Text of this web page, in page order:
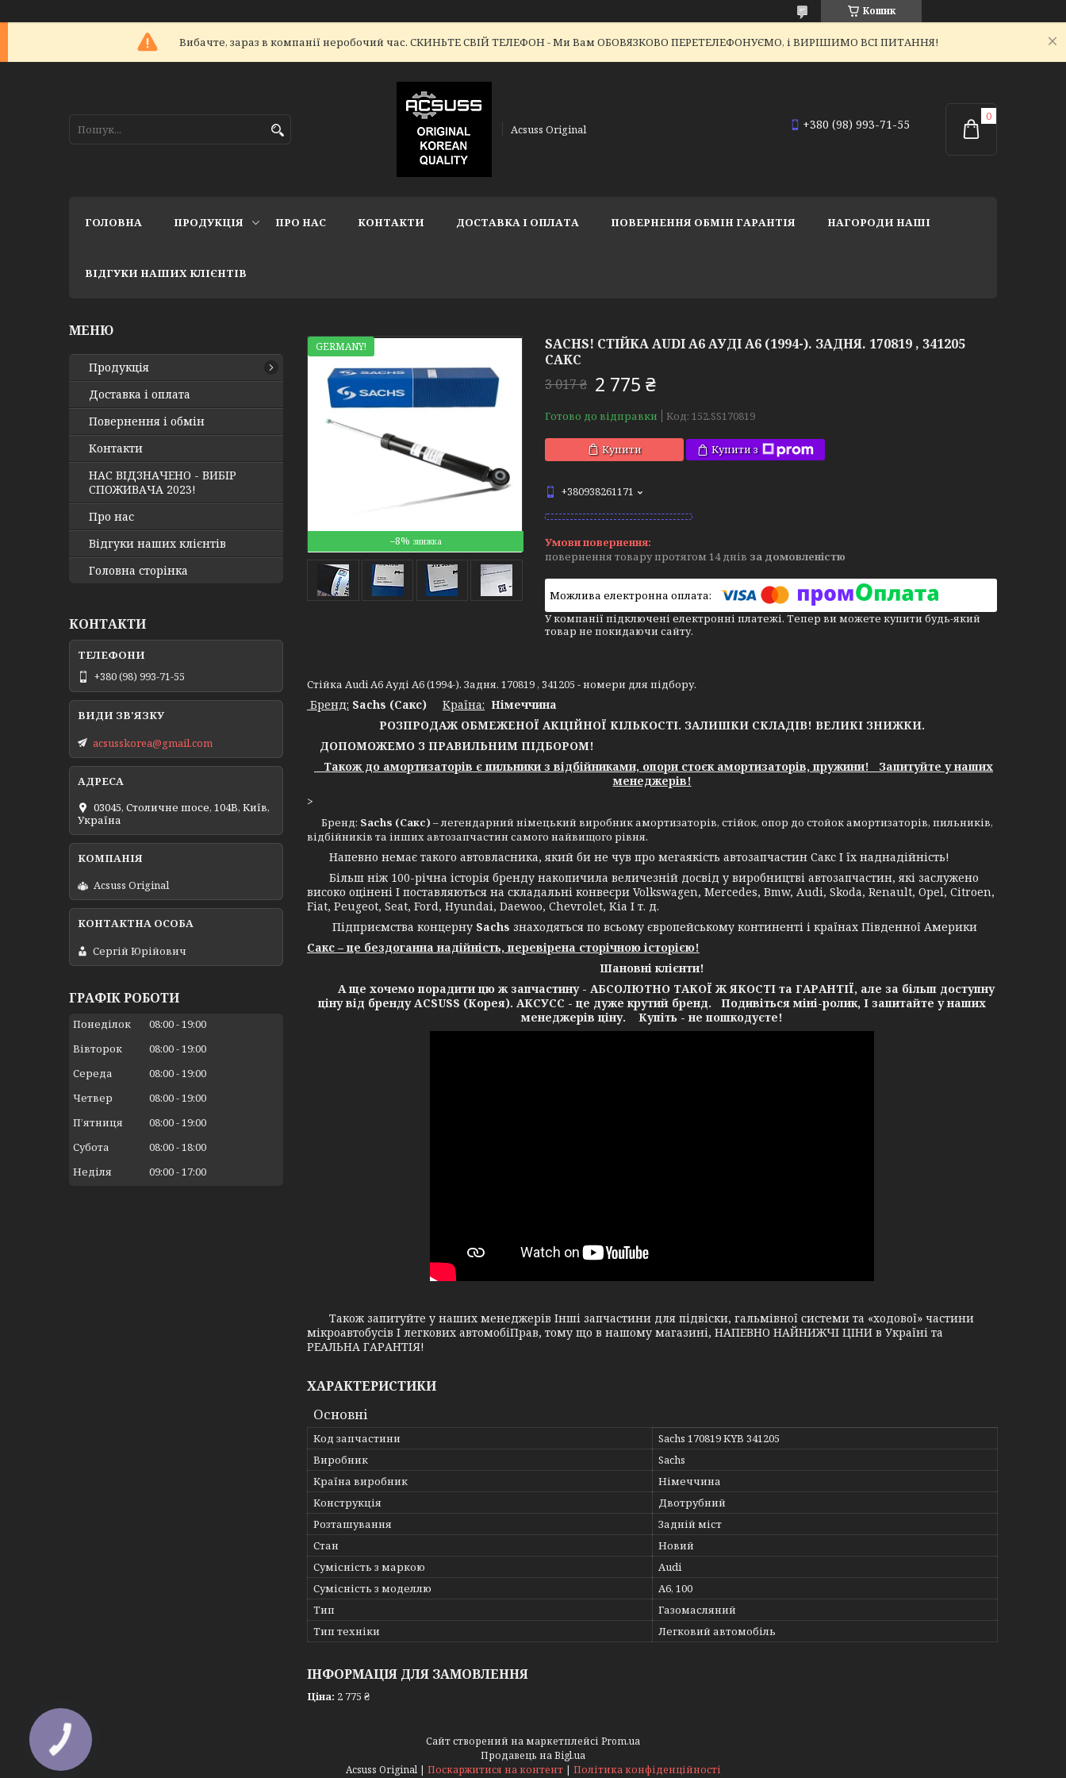
Кошик
Вибачте, зараз в компанії неробочий час. СКИНЬТЕ СВІЙ ТЕЛЕФОН - Ми Вам ОБОВЯЗКОВО ПЕРЕТЕЛЕФОНУЄМО, і ВИРІШИМО ВСІ ПИТАННЯ!
Acsuss Original +380 (98) 993-71-55
ГОЛОВНА ПРОДУКЦІЯ ПРО НАС КОНТАКТИ ДОСТАВКА І ОПЛАТА ПОВЕРНЕННЯ ОБМІН ГАРАНТІЯ НАГОРОДИ НАШІ
ВІДГУКИ НАШИХ КЛІЄНТІВ
–8%
GERMANY!
SACHS! СТІЙКА AUDI A6 АУДІ A6 (1994-). ЗАДНЯ. 170819 , 341205
САКС
3 017 ₴ 2 775 ₴
Готово до відправки Код: 152.SS170819
Купити Купити з
+380938261171
повернення товару протягом 14 днів за домовленістю
У компанії підключені електронні платежі. Тепер ви можете купити будь-який
товар не покидаючи сайту.
Стійка Audi A6 Ауді A6 (1994-). Задня. 170819 , 341205 - номери для підбору.
Бренд: Sachs (Сакс) Країна: Німеччина
РОЗПРОДАЖ ОБМЕЖЕНОЇ АКЦІЙНОЇ КІЛЬКОСТІ. ЗАЛИШКИ СКЛАДІВ! ВЕЛИКІ ЗНИЖКИ.
ДОПОМОЖЕМО З ПРАВИЛЬНИМ ПІДБОРОМ!
Також до амортизаторів є пильники з відбійниками, опори стоєк амортизаторів, пружини! Запитуйте у наших
менеджерів!
>
Бренд: Sachs (Сакс) – легендарний німецький виробник амортизаторів, стійок, опор до стойок амортизаторів, пильників,
відбійників та інших автозапчастин самого найвищого рівня.
Напевно немає такого автовласника, який би не чув про мегаякість автозапчастин Сакс І їх наднадійність!
Більш ніж 100-річна історія бренду накопичила величезній досвід у виробництві автозапчастин, які заслужено
високо оцінені І поставляються на складальні конвеєри Volkswagen, Mercedes, Bmw, Audi, Skoda, Renault, Opel, Citroen,
Fiat, Peugeot, Seat, Ford, Hyundai, Daewoo, Chevrolet, Kia І т. д.
Підприємства концерну Sachs знаходяться по всьому європейському континенті і країнах Південної Америки
Сакс – це бездоганна надійність, перевірена сторічною історією!
Шановні клієнти!
А ще хочемо порадити цю ж запчастину - АБСОЛЮТНО ТАКОЇ Ж ЯКОСТІ та ГАРАНТІЇ, але за більш доступну
ціну від бренду ACSUSS (Корея). АКСУСС - це дуже крутий бренд. Подивіться міні-ролик, І запитайте у наших
менеджерів ціну. Купіть - не пошкодуєте!
Також запитуйте у наших менеджерів Інші запчастини для підвіски, гальмівної системи та «ходової» частини
мікроавтобусів І легкових автомобіПрав, тому що в нашому магазині, НАПЕВНО НАЙНИЖЧІ ЦІНИ в Україні та
РЕАЛЬНА ГАРАНТІЯ!
ХАРАКТЕРИСТИКИ
Основні
Код запчастини
Sachs 170819 KYB 341205
Виробник
Sachs
Країна виробник
Німеччина
Конструкція
Двотрубний
Розташування
Задній міст
Стан
Новий
Сумісність з маркою
Audi
Сумісність з моделлю
A6, 100
Тип
Газомасляний
Тип техніки
Легковий автомобіль
ІНФОРМАЦІЯ ДЛЯ ЗАМОВЛЕННЯ
Ціна: 2 775 ₴
Продукція
Доставка і оплата
Повернення і обмін
Контакти
НАС ВІДЗНАЧЕНО - ВИБІР
СПОЖИВАЧА 2023!
Про нас
Відгуки наших клієнтів
Головна сторінка
КОНТАКТИ
+380 (98) 993-71-55
acsusskorea@gmail.com
03045, Столичне шосе, 104B, Київ,
Україна
Acsuss Original
Сергій Юрійович
ГРАФІК РОБОТИ
Понеділок 08:00 19:00
Вівторок
08:00 19:00
Середа
08:00 19:00
Четвер
08:00 19:00
Пʼятниця
08:00 19:00
Субота
08:00 18:00
Неділя
09:00 17:00
Сайт створений на маркетплейсі Prom.ua
Продавець на Bigl.ua
Acsuss Original | Поскаржитися на контент | Політика конфіденційності
КНОПКА
ЗВ'ЯЗКУ